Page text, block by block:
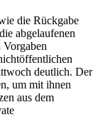
die Rückgabe
abgelaufenen
deutlich. Der
um mit ihnen
aus dem